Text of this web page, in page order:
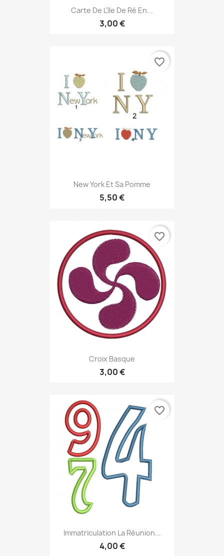
Carte De L'île De Ré En...
3,00 €
New York Et Sa Pomme
5,50 €
favorite_border
Croix Basque
3,00 €
favorite_border
Immatriculation La Réunion...
4,00 €
favorite_border